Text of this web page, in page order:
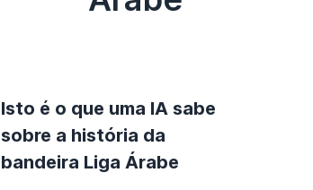
Isto é o que uma IA sabe
sobre a história da
bandeira Liga Árabe